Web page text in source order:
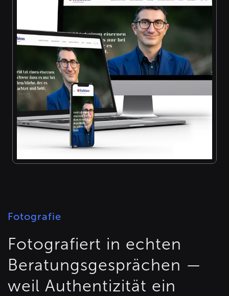
Fotografie
Fotografiert in echten
Beratungsgesprächen —
weil Authentizität ein